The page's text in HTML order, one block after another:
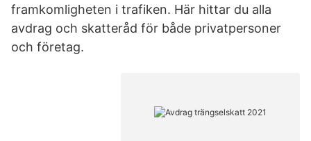
framkomligheten i trafiken. Här hittar du alla
avdrag och skatteråd för både privatpersoner
och företag.